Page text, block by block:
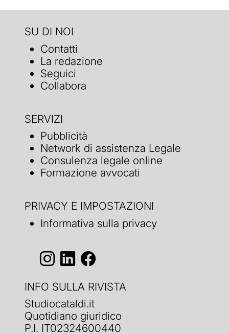
SU DI NOI
Contatti
La redazione
Seguici
Collabora
SERVIZI
Pubblicità
Network di assistenza Legale
Consulenza legale online
Formazione avvocati
PRIVACY E IMPOSTAZIONI
Informativa sulla privacy
INFO SULLA RIVISTA
Studiocataldi.it
Quotidiano giuridico
P.I. IT02324600440